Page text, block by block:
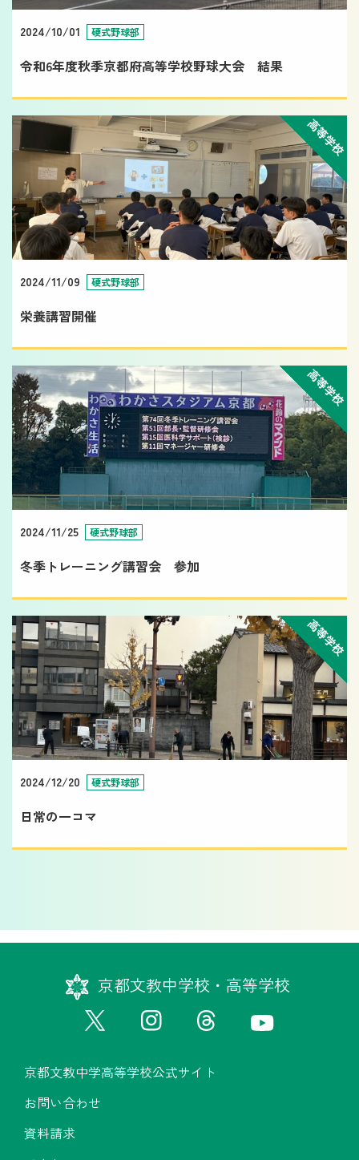
2024/10/01 硬式野球部
令和6年度秋季京都府高等学校野球大会 結果
高等学校
2024/11/09 硬式野球部
栄養講習開催
高等学校
2024/11/25 硬式野球部
冬季トレーニング講習会 参加
高等学校
2024/12/20 硬式野球部
日常の一コマ
京都文教中学校・高等学校
京都文教中学高等学校公式サイト
お問い合わせ
資料請求